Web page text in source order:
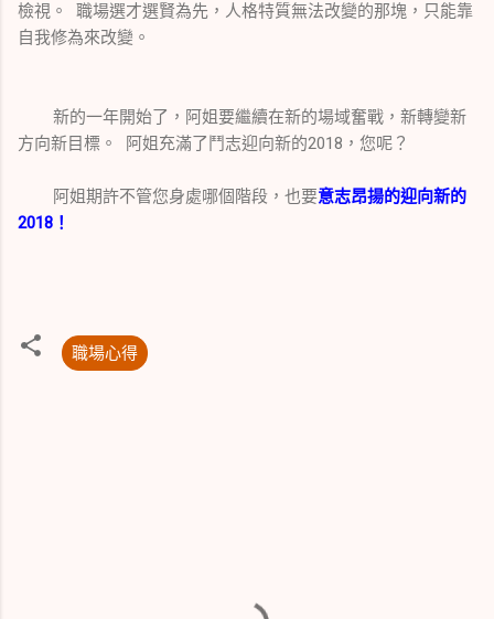
檢視。 職場選才選賢為先，人格特質無法改變的那塊，只能靠
自我修為來改變。
新的一年開始了，阿姐要繼續在新的場域奮戰，新轉變新
方向新目標。 阿姐充滿了鬥志迎向新的2018，您呢？
阿姐期許不管您身處哪個階段，也要意志昂揚的迎向新的
2018！
職場心得